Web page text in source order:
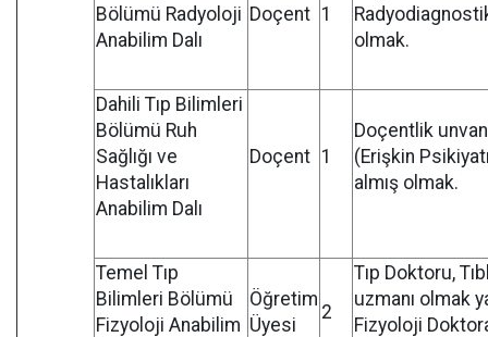
Bölümü Radyoloji
Anabilim Dalı
Doçent 1
olmak.
Dahili Tıp Bilimleri
Bölümü Ruh
Sağlığı ve
Hastalıkları
Anabilim Dalı
Doçent 1
Doçentlik
(Erişkin
almış olmak.
Temel Tıp
Bilimleri Bölümü
Fizyoloji Anabilim
Öğretim
Üyesi
2
Tıp Doktoru,
uzmanı olmak
Fizyoloji